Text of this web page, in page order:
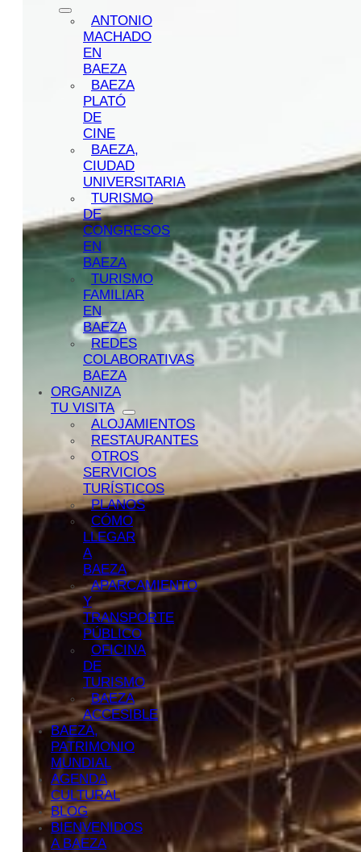
ANTONIO
MACHADO
EN
BAEZA
BAEZA
PLATÓ
DE
CINE
BAEZA,
CIUDAD
UNIVERSITARIA
TURISMO
DE
CONGRESOS
EN
BAEZA
TURISMO
FAMILIAR
EN
BAEZA
REDES
COLABORATIVAS
BAEZA
ORGANIZA
TU VISITA
ALOJAMIENTOS
RESTAURANTES
OTROS
SERVICIOS
TURÍSTICOS
PLANOS
CÓMO
LLEGAR
A
BAEZA
APARCAMIENTO
Y
TRANSPORTE
PÚBLICO
OFICINA
DE
TURISMO
BAEZA
ACCESIBLE
BAEZA,
PATRIMONIO
MUNDIAL
AGENDA
CULTURAL
BLOG
BIENVENIDOS
A BAEZA